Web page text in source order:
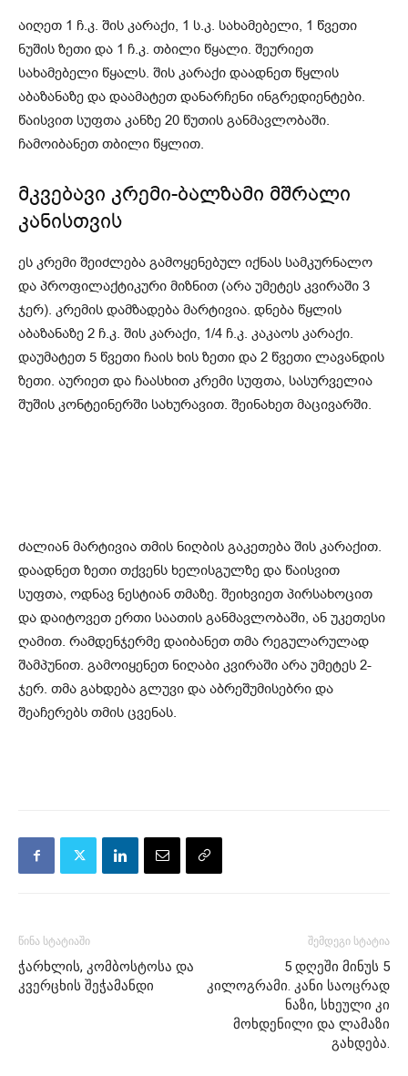
აიღეთ 1 ჩ.კ. შის კარაქი, 1 ს.კ. სახამებელი, 1 წვეთი
ნუშის ზეთი და 1 ჩ.კ. თბილი წყალი. შეურიეთ
სახამებელი წყალს. შის კარაქი დაადნეთ წყლის
აბაზანაზე და დაამატეთ დანარჩენი ინგრედიენტები.
წაისვით სუფთა კანზე 20 წუთის განმავლობაში.
ჩამოიბანეთ თბილი წყლით.
მკვებავი კრემი-ბალზამი მშრალი
კანისთვის
ეს კრემი შეიძლება გამოყენებულ იქნას სამკურნალო
და პროფილაქტიკური მიზნით (არა უმეტეს კვირაში 3
ჯერ). კრემის დამზადება მარტივია. დნება წყლის
აბაზანაზე 2 ჩ.კ. შის კარაქი, 1/4 ჩ.კ. კაკაოს კარაქი.
დაუმატეთ 5 წვეთი ჩაის ხის ზეთი და 2 წვეთი ლავანდის
ზეთი. აურიეთ და ჩაასხით კრემი სუფთა, სასურველია
შუშის კონტეინერში სახურავით. შეინახეთ მაცივარში.
ძალიან მარტივია თმის ნიღბის გაკეთება შის კარაქით.
დაადნეთ ზეთი თქვენს ხელისგულზე და წაისვით
სუფთა, ოდნავ ნესტიან თმაზე. შეიხვიეთ პირსახოცით
და დაიტოვეთ ერთი საათის განმავლობაში, ან უკეთესი
ღამით. რამდენჯერმე დაიბანეთ თმა რეგულარულად
შამპუნით. გამოიყენეთ ნიღაბი კვირაში არა უმეტეს 2-
ჯერ. თმა გახდება გლუვი და აბრეშუმისებრი და
შეაჩერებს თმის ცვენას.
წინა სტატიაში
ჭარხლის, კომბოსტოსა და
კვერცხის შეჭამანდი
შემდეგი სტატია
5 დღეში მინუს 5
კილოგრამი. კანი საოცრად
ნაზი, სხეული კი
მოხდენილი და ლამაზი
გახდება.